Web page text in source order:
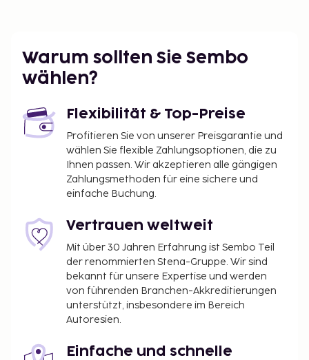
Warum sollten Sie Sembo
wählen?
Flexibilität & Top-Preise
Profitieren Sie von unserer Preisgarantie und
wählen Sie flexible Zahlungsoptionen, die zu
Ihnen passen. Wir akzeptieren alle gängigen
Zahlungsmethoden für eine sichere und
einfache Buchung.
Vertrauen weltweit
Mit über 30 Jahren Erfahrung ist Sembo Teil
der renommierten Stena-Gruppe. Wir sind
bekannt für unsere Expertise und werden
von führenden Branchen-Akkreditierungen
unterstützt, insbesondere im Bereich
Autoresien.
Einfache und schnelle